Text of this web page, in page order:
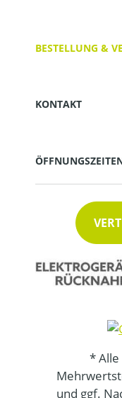
BESTELLUNG &
KONTAKT
* Alle
und ggf.